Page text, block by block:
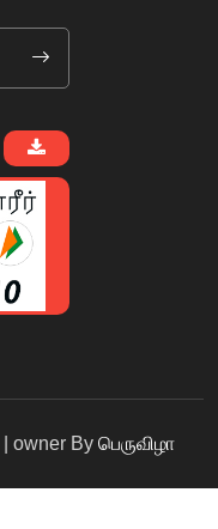
| owner By பெருவிழா